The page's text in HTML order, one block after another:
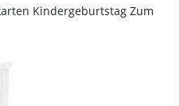
Kindergeburtstag Zum